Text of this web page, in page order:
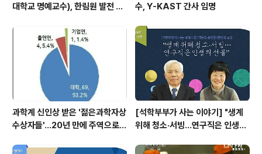
대학교 명예교수), 한림원 발전 위
수, Y-KAST 간사 임명
과학계 신인상 받은 '젊은과학자상
수상자들'…20년 만에 주역으로
[석학부부가 사는 이야기] "생계
위해 청소·서빙…연구직은 인생의